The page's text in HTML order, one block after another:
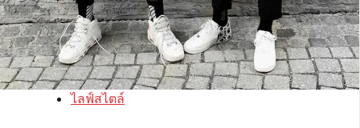
ไลฟ์สไตล์